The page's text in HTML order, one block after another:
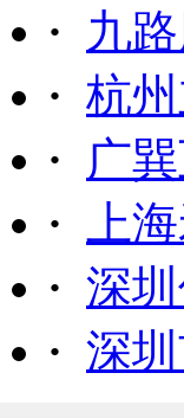
·
九
· 杭
·
广
·
上
· 深
· 深